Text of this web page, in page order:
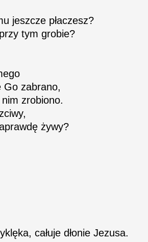
jeszcze płaczesz?
tym grobie?
Go zabrano,
zrobiono.
żywy?
całuje dłonie Jezusa.